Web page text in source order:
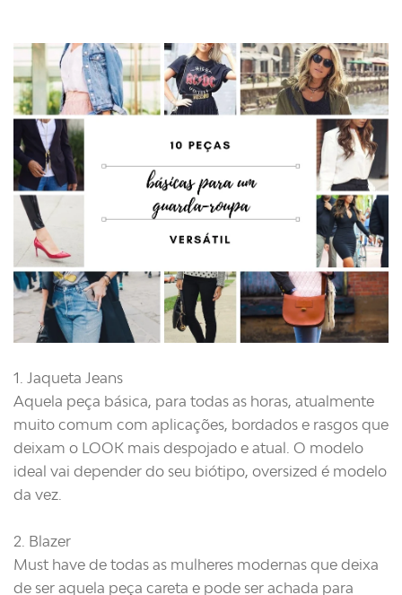
1. Jaqueta Jeans
Aquela peça básica, para todas as horas, atualmente
muito comum com aplicações, bordados e rasgos que
deixam o LOOK mais despojado e atual. O modelo
ideal vai depender do seu biótipo, oversized é modelo
da vez.
2. Blazer
Must have de todas as mulheres modernas que deixa
de ser aquela peça careta e pode ser achada para